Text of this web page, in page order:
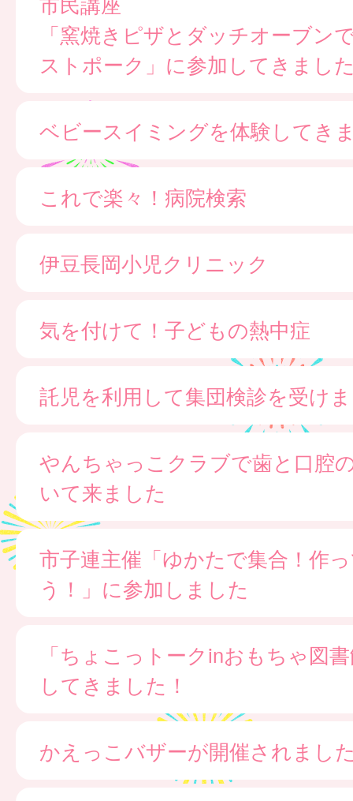
「窯焼きピザとダッチオーブン
ストポーク」に参加してきまし
ベビースイミングを体験してき
これで楽々！病院検索
伊豆長岡小児クリニック
気を付けて！子どもの熱中症
託児を利用して集団検診を受け
やんちゃっこクラブで歯と口腔
いて来ました
市子連主催「ゆかたで集合！作
う！」に参加しました
「ちょこっトークinおもちゃ図
してきました！
かえっこバザーが開催されまし